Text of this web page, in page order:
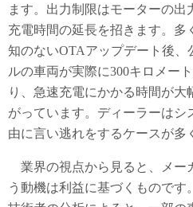
ます。出力制限はモーターの出
充電時間の延長を招きます。多
知のないOTAアップデート後、
ルの車両が実際に300キロメー
り、急速充電にかかる時間が大
がっています。ディーラーはシ
由に言い逃れをするケースが多
業界の視点から見ると、メー
う動機は利益に基づくものです